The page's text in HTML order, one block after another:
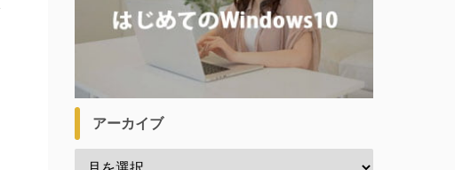
アーカイブ